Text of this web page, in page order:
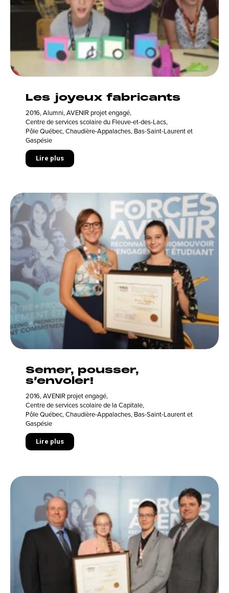
Les joyeux fabricants
2016,Alumni,AVENIR projet engagé,
Centre de services scolaire du Fleuve-et-des-Lacs,
Pôle Québec, Chaudière-Appalaches, Bas-Saint-Laurent et
Gaspésie
Lire plus
Semer, pousser,
s’envoler!
2016,AVENIR projet engagé,
Centre de services scolaire de la Capitale,
Pôle Québec, Chaudière-Appalaches, Bas-Saint-Laurent et
Gaspésie
Lire plus